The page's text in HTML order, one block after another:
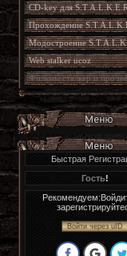
CD-key для
Прохождение
Модостроение
Web stalker ucoz
Фильмы сталкер и прочее
Быстрая
Гость!
Войти через uID